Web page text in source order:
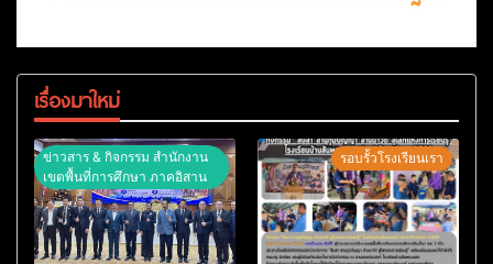
เรื่องมาใหม่
ข่าวสาร & กิจกรรม สำนักงาน
เขตพื้นที่การศึกษา ภาคอิสาน
รอบรั้วโรงเรียนเรา